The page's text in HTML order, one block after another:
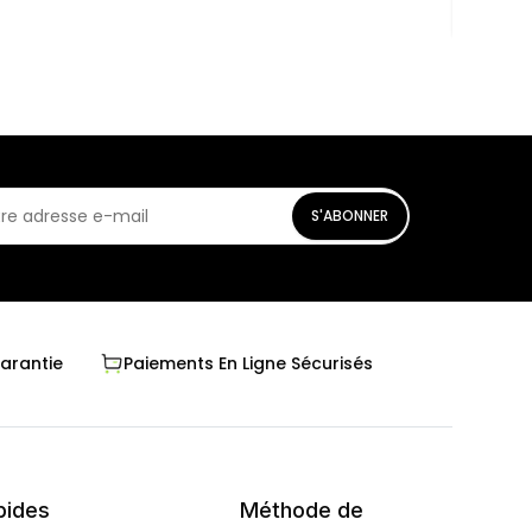
S'ABONNER
Paiements En Ligne Sécurisés
Méthode de